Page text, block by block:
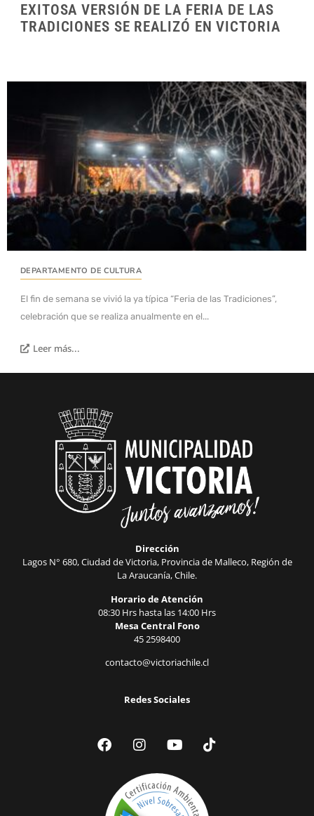
EXITOSA VERSIÓN DE LA FERIA DE LAS
TRADICIONES SE REALIZÓ EN VICTORIA
DEPARTAMENTO DE CULTURA
El fin de semana se vivió la ya típica “Feria de las Tradiciones”,
celebración que se realiza anualmente en el...
Leer más...
Dirección
Lagos N° 680, Ciudad de Victoria, Provincia de Malleco, Región de
La Araucanía, Chile.
Horario de Atención
08:30 Hrs hasta las 14:00 Hrs
Mesa Central Fono
45 2598400
contacto@victoriachile.cl
Redes Sociales